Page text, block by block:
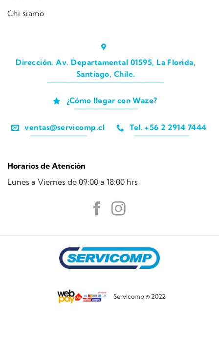
Chi siamo
Dirección. Av. Departamental 01595, La Florida,
Santiago, Chile.
¿Cómo llegar con Waze?
ventas@servicomp.cl Tel. +56 2 2914 7444
Horarios de Atención
Lunes a Viernes de 09:00 a 18:00 hrs
Servicomp © 2022